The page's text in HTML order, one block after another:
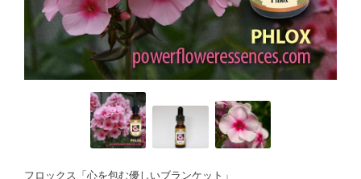
フロックス「心を包む優しいブランケット」